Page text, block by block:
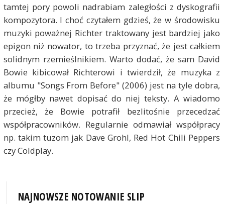
tamtej pory powoli nadrabiam zaległości z dyskografii
kompozytora. I choć czytałem gdzieś, że w środowisku
muzyki poważnej Richter traktowany jest bardziej jako
epigon niż nowator, to trzeba przyznać, że jest całkiem
solidnym rzemieślnikiem. Warto dodać, że sam David
Bowie kibicował Richterowi i twierdził, że muzyka z
albumu "Songs From Before" (2006) jest na tyle dobra,
że mógłby nawet dopisać do niej teksty. A wiadomo
przecież, że Bowie potrafił bezlitośnie przecedzać
współpracowników. Regularnie odmawiał współpracy
np. takim tuzom jak Dave Grohl, Red Hot Chili Peppers
czy Coldplay.
NAJNOWSZE NOTOWANIE SLIP